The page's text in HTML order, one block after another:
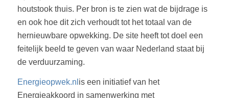
Energieopwek.nl is een initiatief van het
Energieakkoord in samenwerking met
EnTranCe/Hanzehogeschool, Tennet, Gasunie en
Netbeheer Nederland. De site laat actueel zien wat er
in Nederland aan duurzame energie wordt opgewekt.